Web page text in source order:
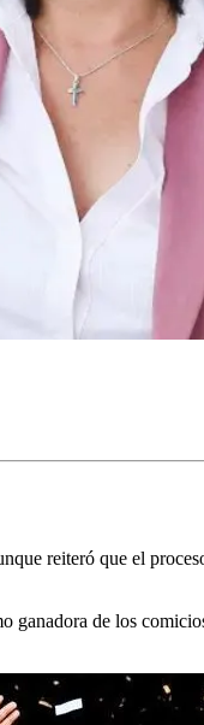
reiteró que el
ganadora de los